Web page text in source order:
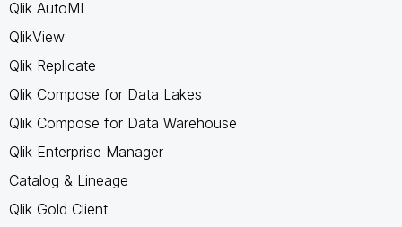
Qlik AutoML
QlikView
Qlik Replicate
Qlik Compose for Data Lakes
Qlik Compose for Data Warehouse
Qlik Enterprise Manager
Catalog & Lineage
Qlik Gold Client